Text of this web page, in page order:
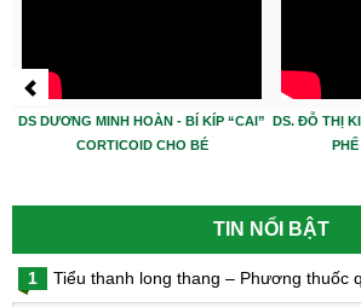
DS DƯƠNG MINH HOÀN - BÍ KÍP “CAI”
CORTICOID CHO BÉ
DS. ĐỖ THỊ
TIN NỔI BẬT
1 Tiểu thanh long thang – Phương thuốc